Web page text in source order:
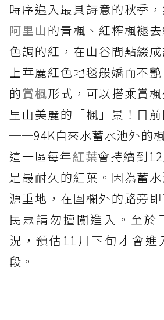
時序邁入最具詩意的秋季，
阿里山的青楓、紅榨楓褪
色調的紅，在山谷間點綴
上華麗紅色地毯般嬌而不
的賞楓形式，可以搭乘賞
里山美麗的「楓」景！目
──94K自來水蓄水池外的楓
這一區每年紅葉會持續到
是最耐久的紅葉。因為蓄
源重地，在圍欄外的路旁即
民眾請勿擅闖進入。至於
況，預估11月下旬才會進
段。